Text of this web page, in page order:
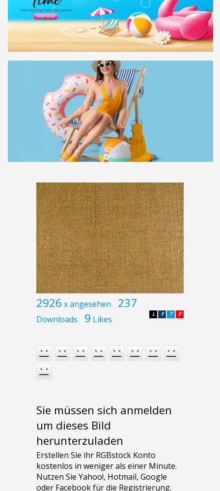
2926 x angesehen 237
Downloads 9 Likes P
T
F
L
Sie müssen sich anmelden
um dieses Bild
herunterzuladen